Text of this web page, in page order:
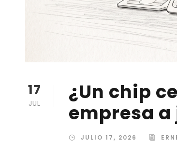
17
JUL
¿Un chip
empresa
JULIO 17, 2026